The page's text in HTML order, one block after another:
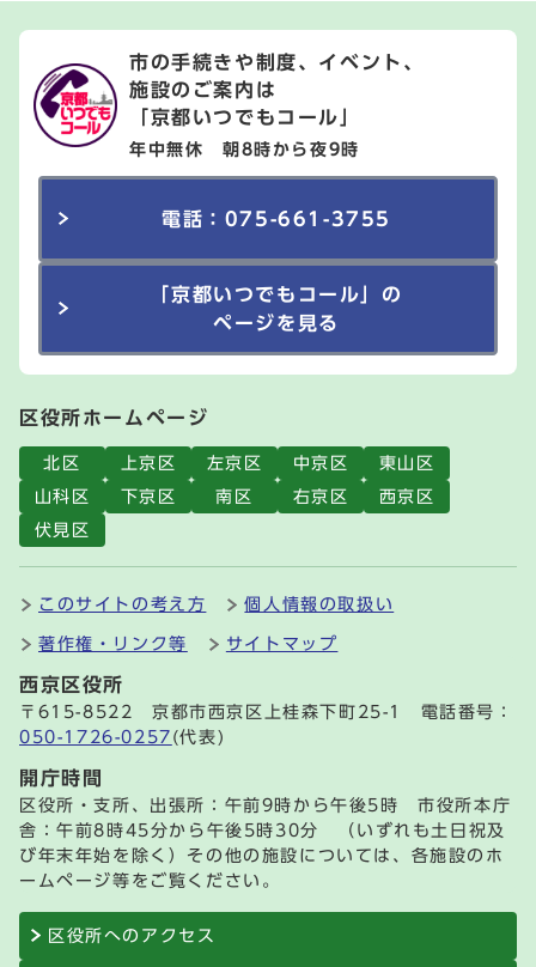
市の手続きや制度、イベント、
施設のご案内は
「京都いつでもコール」
年中無休 朝8時から夜9時
電話：075-661-3755
「京都いつでもコール」の
ページを見る
区役所ホームページ
北区 上京区 左京区 中京区
東山区
山科区
下京区 南区 右京区
西京区
伏見区
このサイトの考え方 個人情報の取扱い
著作権・リンク等 サイトマップ
西京区役所
〒615-8522 京都市西京区上桂森下町25-1 電話番号：
050-1726-0257 (代表)
開庁時間
区役所・支所、出張所：午前9時から午後5時 市役所本庁
舎：午前8時45分から午後5時30分 （いずれも土日祝及
び年末年始を除く）その他の施設については、各施設のホ
ームページ等をご覧ください。
区役所へのアクセス